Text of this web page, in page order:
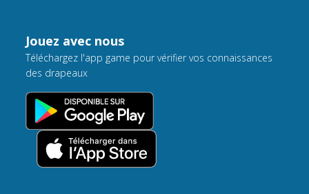
Jouez avec nous
Téléchargez l'app game pour vérifier vos connaissances
des drapeaux